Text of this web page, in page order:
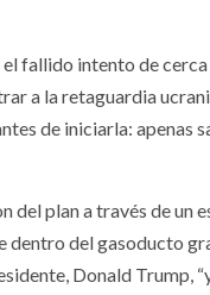
fallido intento de
a la retaguardia
de iniciarla: apenas
del plan a través de un
dentro del gasoducto
Donald Trump,